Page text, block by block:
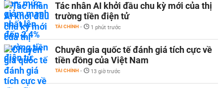
Tác nhân AI khởi đầu chu kỳ mới của thị
trường tiền điện tử
TÀI CHÍNH - 1 phút trước
Chuyên gia quốc tế đánh giá tích cực về
tiền đồng của Việt Nam
TÀI CHÍNH - 13 giờ trước